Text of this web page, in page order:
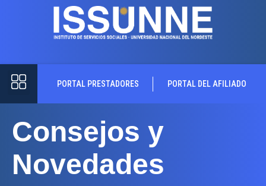
PORTAL PRESTADORES PORTAL DEL AFILIADO
Consejos y
Novedades